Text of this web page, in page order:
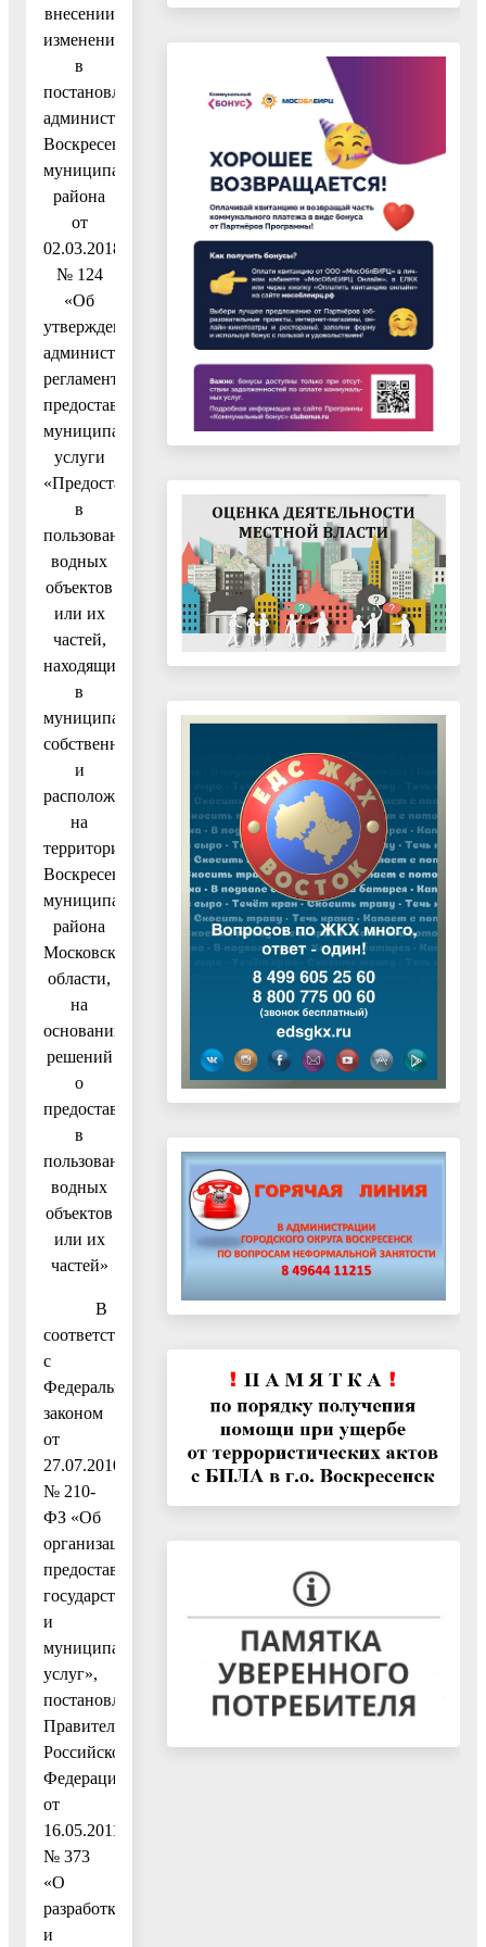
внесении
изменений
в
постановление
администрации
Воскресенского
муниципального
района
от
02.03.2018
№ 124
«Об
утверждении
административного
регламента
предоставления
муниципальной
услуги
«Предоставление
в
пользование
водных
объектов
или их
частей,
находящихся
в
муниципальной
собственности
и
расположенных
на
территории
Воскресенского
муниципального
района
Московской
области,
на
основании
решений
о
предоставлении
в
пользование
водных
объектов
или их
частей»
В
соответствии
с
Федеральным
законом
от
27.07.2010
№ 210-
ФЗ «Об
организации
предоставления
государственных
и
муниципальных
услуг»,
постановлением
Правительства
Российской
Федерации
от
16.05.2011
№ 373
«О
разработке
и